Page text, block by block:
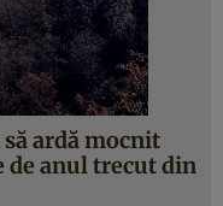
ardă mocnit
de anul trecut din